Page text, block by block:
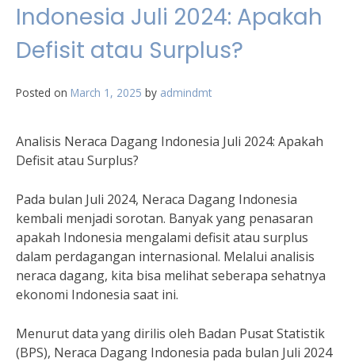
Indonesia Juli 2024: Apakah
Defisit atau Surplus?
Posted on March 1, 2025 by admindmt
Analisis Neraca Dagang Indonesia Juli 2024: Apakah
Defisit atau Surplus?
Pada bulan Juli 2024, Neraca Dagang Indonesia
kembali menjadi sorotan. Banyak yang penasaran
apakah Indonesia mengalami defisit atau surplus
dalam perdagangan internasional. Melalui analisis
neraca dagang, kita bisa melihat seberapa sehatnya
ekonomi Indonesia saat ini.
Menurut data yang dirilis oleh Badan Pusat Statistik
(BPS), Neraca Dagang Indonesia pada bulan Juli 2024